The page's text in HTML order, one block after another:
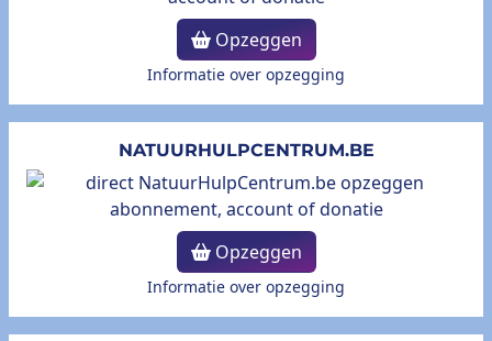
Opzeggen
Informatie over opzegging
NATUURHULPCENTRUM.BE
Opzeggen
Informatie over opzegging